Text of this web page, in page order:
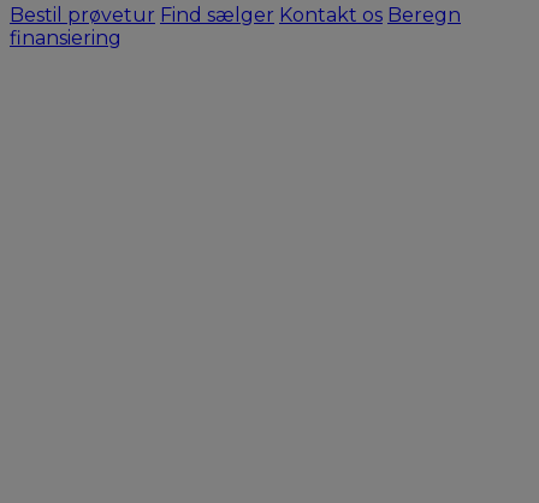
Bestil prøvetur Find sælger Kontakt os Beregn
finansiering